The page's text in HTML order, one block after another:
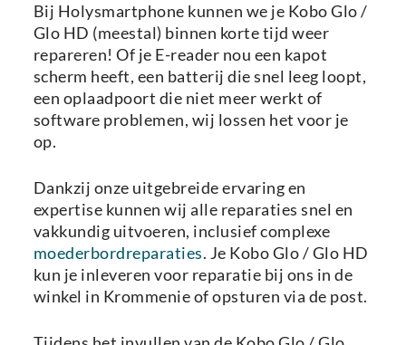
Bij Holysmartphone kunnen we je Kobo Glo /
Glo HD (meestal) binnen korte tijd weer
repareren! Of je E-reader nou een kapot
scherm heeft, een batterij die snel leeg loopt,
een oplaadpoort die niet meer werkt of
software problemen, wij lossen het voor je
op.
Dankzij onze uitgebreide ervaring en
expertise kunnen wij alle reparaties snel en
vakkundig uitvoeren, inclusief complexe
moederbordreparaties. Je Kobo Glo / Glo HD
kun je inleveren voor reparatie bij ons in de
winkel in Krommenie of opsturen via de post.